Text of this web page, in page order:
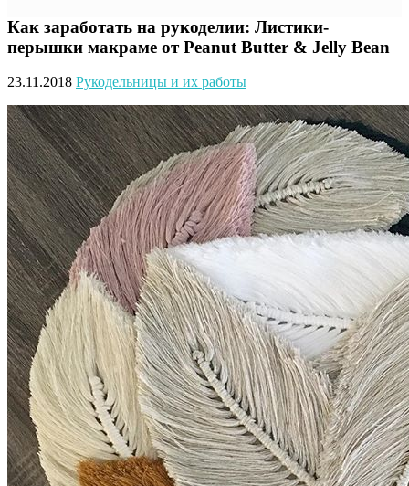
Как заработать на рукоделии: Листики-
перышки макраме от Peanut Butter & Jelly Bean
23.11.2018 Рукодельницы и их работы